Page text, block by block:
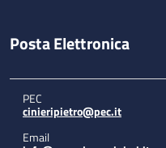
Posta Elettronica
PEC
cinieripietro@pec.it
Email